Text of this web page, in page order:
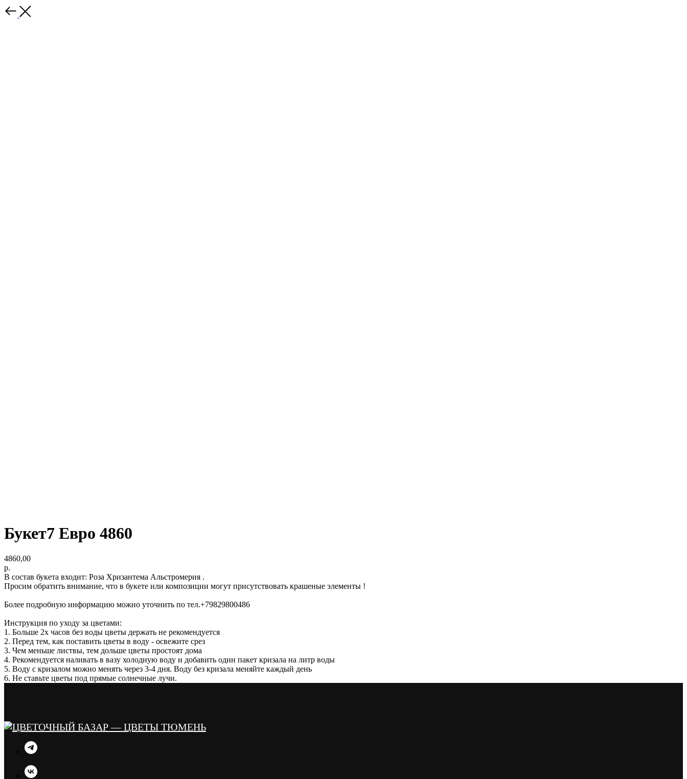
Букет7 Евро 4860
4860,00
р.
В состав букета входит: Роза Хризантема Альстромерия .
Просим обратить внимание, что в букете или композиции могут присутствовать крашеные элементы !
Более подробную информацию можно уточнить по тел.+79829800486
Инструкция по уходу за цветами:
1. Больше 2х часов без воды цветы держать не рекомендуется
2. Перед тем, как поставить цветы в воду - освежите срез
3. Чем меньше листвы, тем дольше цветы простоят дома
4. Рекомендуется наливать в вазу холодную воду и добавить один пакет кризала на литр воды
5. Воду с кризалом можно менять через 3-4 дня. Воду без кризала меняйте каждый день
6. Не ставьте цветы под прямые солнечные лучи.